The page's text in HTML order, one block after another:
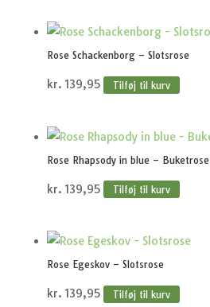
Rose Schackenborg – Slotsrose
kr. 139,95 Tilføj til kurv
Rose Rhapsody in blue – Buketrose
kr. 139,95 Tilføj til kurv
Rose Egeskov – Slotsrose
kr. 139,95 Tilføj til kurv